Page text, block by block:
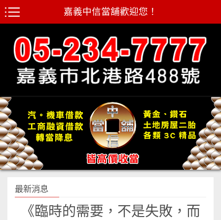
嘉義中信當舖歡迎您！
最新消息
《臨時的需要，不是失敗，而